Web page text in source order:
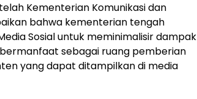
Kementerian Komunikasi dan
bahwa kementerian tengah
Sosial untuk meminimalisir dampak
sebagai ruang pemberian
yang dapat ditampilkan di media